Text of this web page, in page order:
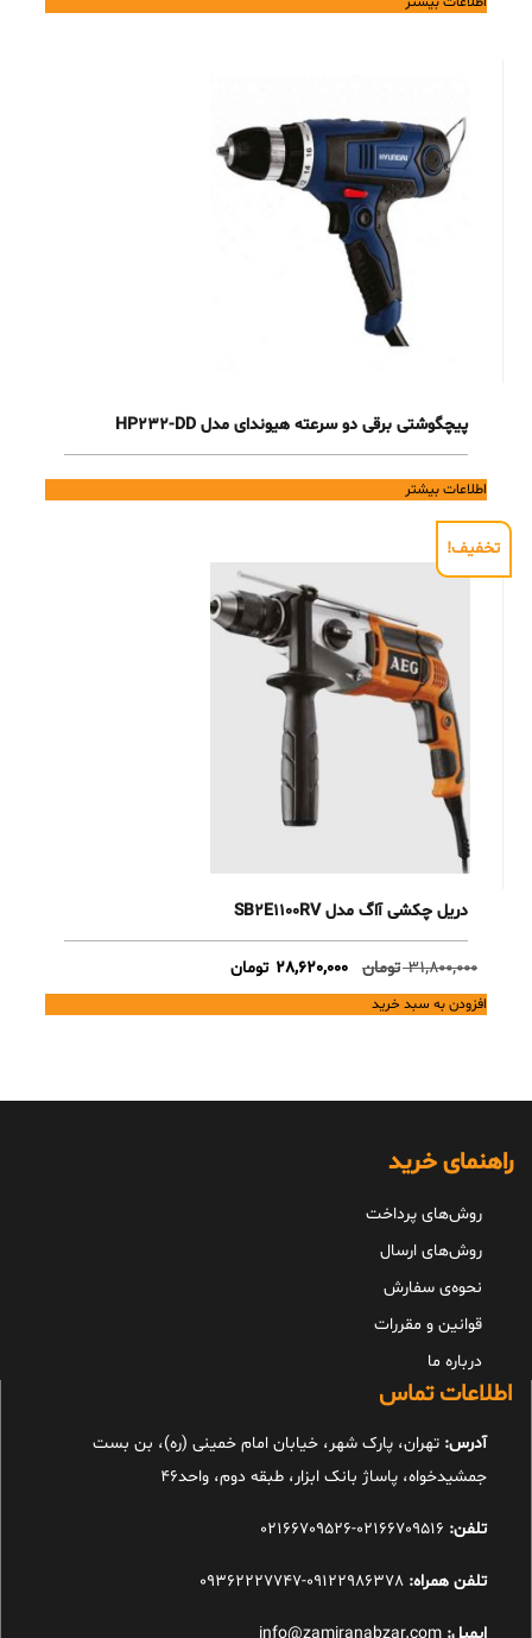
پیچگوشتی برقی دو سرعته هیوندای مدل HP232-DD
اطلاعات بیشتر
تخفیف!
دریل چکشی آاگ مدل SB2E1100RV
31,800,000 تومان
Original
price
was:
28,620,000 تومانCurrent
price
is:
افزودن به سبد خرید
راهنمای خرید
روش‌های پرداخت
روش‌های ارسال
نحوه‌ی سفارش
قوانین و مقررات
درباره ما
اطلاعات تماس
آدرس: تهران، پارک شهر، خیابان امام خمینی (ره)، بن بست
جمشیدخواه، پاساژ بانک ابزار، طبقه دوم، واحد46
تلفن:
تلفن همراه: 09122986378-09362227747